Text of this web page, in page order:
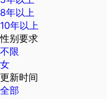
8年以上
10年以上
性别要求
不限
女
更新时间
全部